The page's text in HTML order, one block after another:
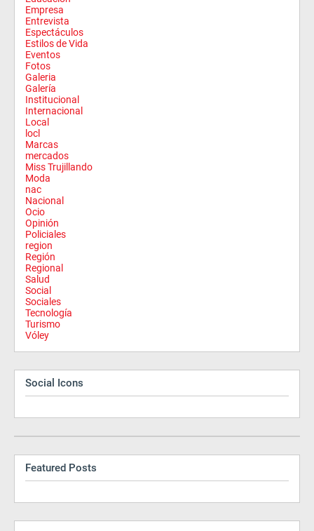
Empresa
Entrevista
Espectáculos
Estilos de Vida
Eventos
Fotos
Galeria
Galería
Institucional
Internacional
Local
locl
Marcas
mercados
Miss Trujillando
Moda
nac
Nacional
Ocio
Opinión
Policiales
region
Región
Regional
Salud
Social
Sociales
Tecnología
Turismo
Vóley
Social Icons
Featured Posts